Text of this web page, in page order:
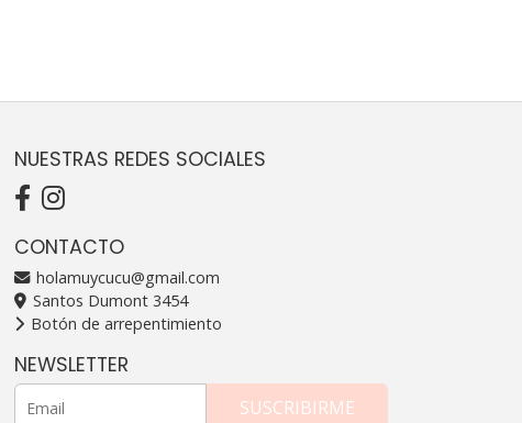
NUESTRAS REDES SOCIALES
CONTACTO
holamuycucu@gmail.com
Santos Dumont 3454
Botón de arrepentimiento
NEWSLETTER
SUSCRIBIRME